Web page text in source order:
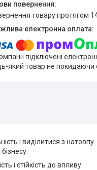
товару протягом
підключені
який товар не покидаючи
і виділитися з натовпу.
і стійкість до впливу